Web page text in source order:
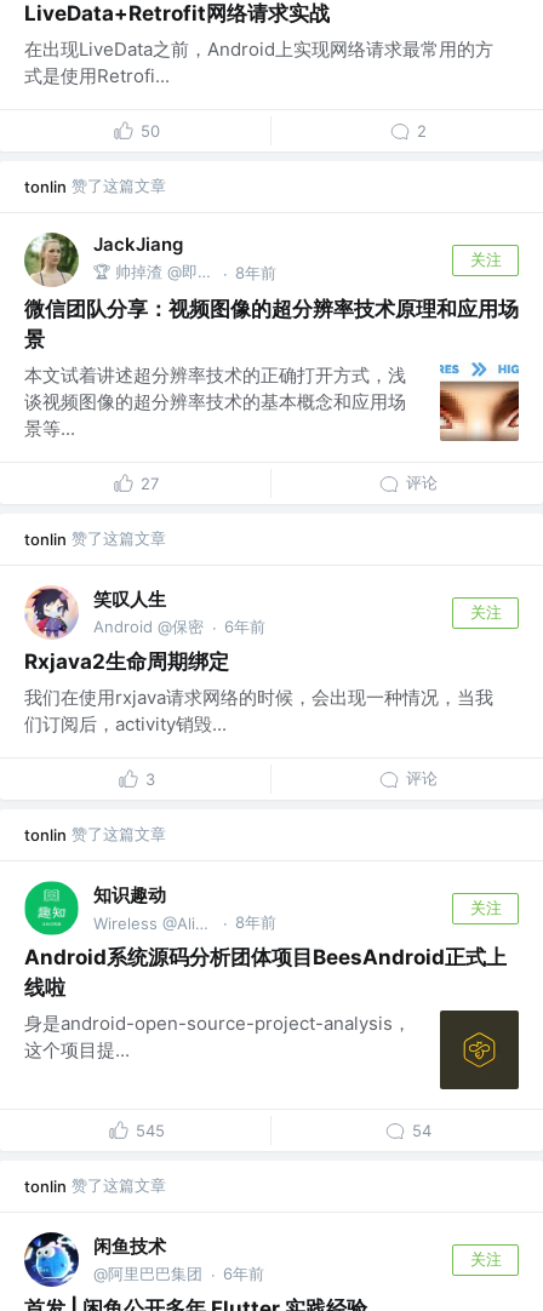
LiveData+Retrofit网络请求实战
在出现LiveData之前，Android上实现网络请求最常用的方
式是使用Retrofi...
50 2
tonlin 赞了这篇文章
JackJiang
🏆 帅掉渣 @即时通讯网 · 8年前
关注
微信团队分享：视频图像的超分辨率技术原理和应用场
景
本文试着讲述超分辨率技术的正确打开方式，浅
谈视频图像的超分辨率技术的基本概念和应用场
景等...
27 评论
tonlin 赞了这篇文章
笑叹人生
Android @保密 · 6年前
关注
Rxjava2生命周期绑定
我们在使用rxjava请求网络的时候，会出现一种情况，当我
们订阅后，activity销毁...
3 评论
tonlin 赞了这篇文章
知识趣动
Wireless @Alibaba · 8年前
关注
Android系统源码分析团体项目BeesAndroid正式上
线啦
身是android-open-source-project-analysis，
这个项目提...
545 54
tonlin 赞了这篇文章
闲鱼技术
@阿里巴巴集团 · 6年前
关注